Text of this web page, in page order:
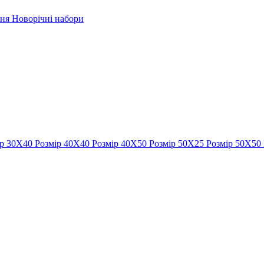
Новорічні набори
30Х40 Розмір 40Х40 Розмір 40Х50 Розмір 50Х25 Розмір 50Х50